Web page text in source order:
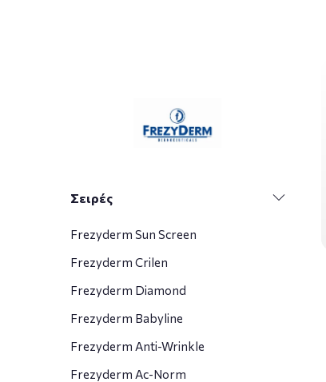
Σειρές
Frezyderm Sun Screen
Frezyderm Crilen
Frezyderm Diamond
Frezyderm Babyline
Frezyderm Anti-Wrinkle
Frezyderm Ac-Norm